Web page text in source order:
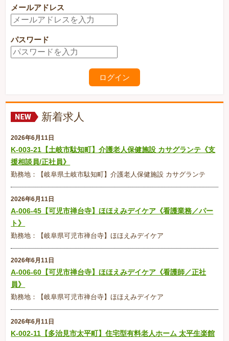
メールアドレス
パスワード
新着求人
2026年6月11日
K-003-21【土岐市駄知町】介護老人保健施設 カサグランテ《支
援相談員/正社員》
勤務地：【岐阜県土岐市駄知町】介護老人保健施設 カサグランテ
2026年6月11日
A-006-45【可児市禅台寺】ほほえみデイケア《看護業務／パー
ト》
勤務地：【岐阜県可児市禅台寺】ほほえみデイケア
2026年6月11日
A-006-60【可児市禅台寺】ほほえみデイケア《看護師／正社
員》
勤務地：【岐阜県可児市禅台寺】ほほえみデイケア
2026年6月11日
K-002-11【多治見市太平町】住宅型有料老人ホーム 太平生楽館